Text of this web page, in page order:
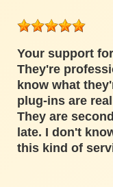
Your support
They're
know what
plug-ins are
They are
late. I don't
this kind of